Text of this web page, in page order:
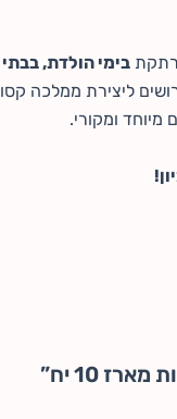
בימי הולדת, בבתי
ליצירת ממלכה
מיוחד ומקורי.
10 יח”